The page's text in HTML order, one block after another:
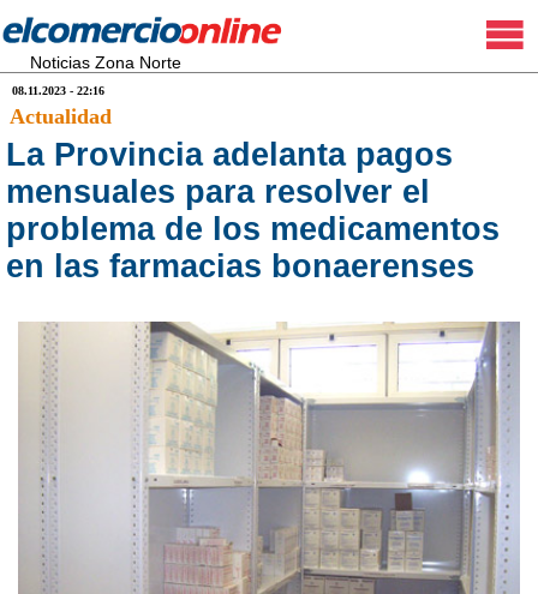
Noticias Zona Norte
08.11.2023 - 22:16
Actualidad
La Provincia adelanta pagos
mensuales para resolver el
problema de los medicamentos
en las farmacias bonaerenses